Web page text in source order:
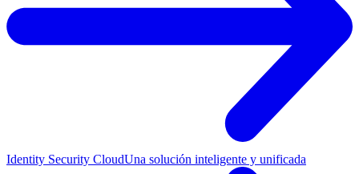
Identity Security CloudUna solución inteligente y unificada